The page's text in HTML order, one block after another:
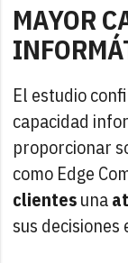
MAYOR
El estudio
capacidad
proporcionar
como Edge
clientesuna
sus